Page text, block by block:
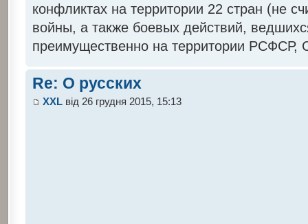
конфликтах на территории 22 стран (не
войны, а также боевых действий,
преимущественно на территории РСФСР,
Re: О русских
XXLвід 26 грудня 2015, 15:13